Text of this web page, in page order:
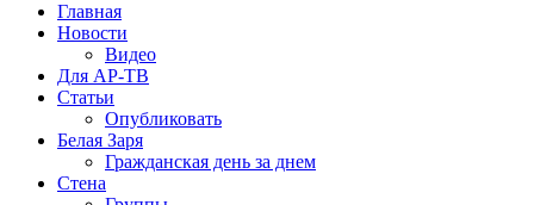
Главная
Новости
Видео
Для АР-ТВ
Статьи
Опубликовать
Белая Заря
Гражданская день за днем
Стена